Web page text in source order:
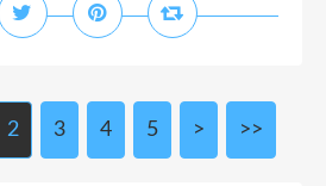
2 3 4 5 > >>